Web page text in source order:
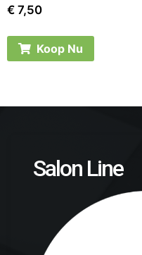
Rated
0
€ 7,50
Koop Nu
Salon Line